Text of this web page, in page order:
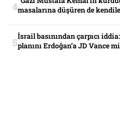
masalarına düşüren de
İsrail basınından çarpıcı
planını Erdoğan’a JD Vance mi